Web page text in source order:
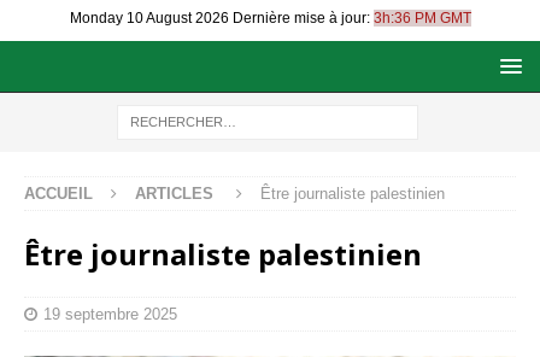
Monday 10 August 2026 Dernière mise à jour: 3h:36 PM GMT
ACCUEIL ARTICLES Être journaliste palestinien
Être journaliste palestinien
19 septembre 2025